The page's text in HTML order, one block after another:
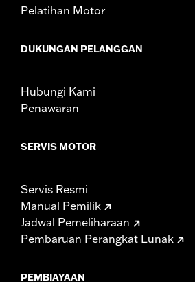
Pelatihan Motor
DUKUNGAN PELANGGAN
Hubungi Kami
Penawaran
SERVIS MOTOR
Servis Resmi
Manual Pemilik
Jadwal Pemeliharaan
Pembaruan Perangkat Lunak
PEMBIAYAAN